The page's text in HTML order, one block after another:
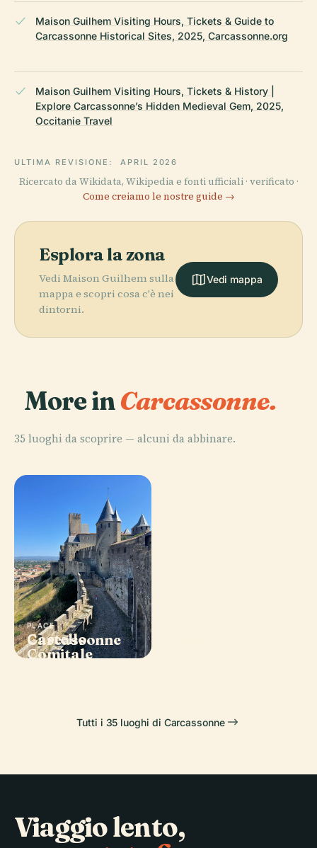
Maison Guilhem Visiting Hours, Tickets & Guide to
Carcassonne Historical Sites, 2025, Carcassonne.org
Maison Guilhem Visiting Hours, Tickets & History |
Explore Carcassonne’s Hidden Medieval Gem, 2025,
Occitanie Travel
ULTIMA REVISIONE: APRIL 2026
Ricercato da Wikidata, Wikipedia e fonti ufficiali · verificato ·
Come creiamo le nostre guide →
Esplora la zona
Vedi Maison Guilhem sulla
mappa e scopri cosa c'è nei
dintorni.
Vedi mappa
More inCarcassonne.
35 luoghi da scoprire — alcuni da abbinare.
PLACE
Carcassonne
PLACE
Castello
Comitale
Tutti i 35 luoghi di Carcassonne
Viaggio lento,